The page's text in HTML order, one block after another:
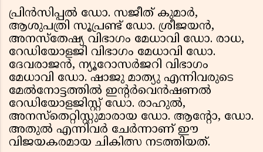
പ്രിൻസിപ്പൽ ഡോ. സജീത് കുമാർ,
ആശുപത്രി സൂപ്രണ്ട് ഡോ. ശ്രീജയൻ,
അനസ്തേഷ്യ വിഭാഗം മേധാവി ഡോ. രാധ,
റേഡിയോളജി വിഭാഗം മേധാവി ഡോ.
ദേവരാജൻ, ന്യൂറോസർജറി വിഭാഗം
മേധാവി ഡോ. ഷാജു മാത്യു എന്നിവരുടെ
മേൽനോട്ടത്തിൽ ഇൻ്റർവെൻഷണൽ
റേഡിയോളജിസ്റ്റ് ഡോ. രാഹുൽ,
അനസ്‌തെറ്റിസ്റ്റുമാരായ ഡോ. ആൻ്റോ, ഡോ.
അതുൽ എന്നിവർ ചേർന്നാണ് ഈ
വിജയകരമായ ചികിത്സ നടത്തിയത്.